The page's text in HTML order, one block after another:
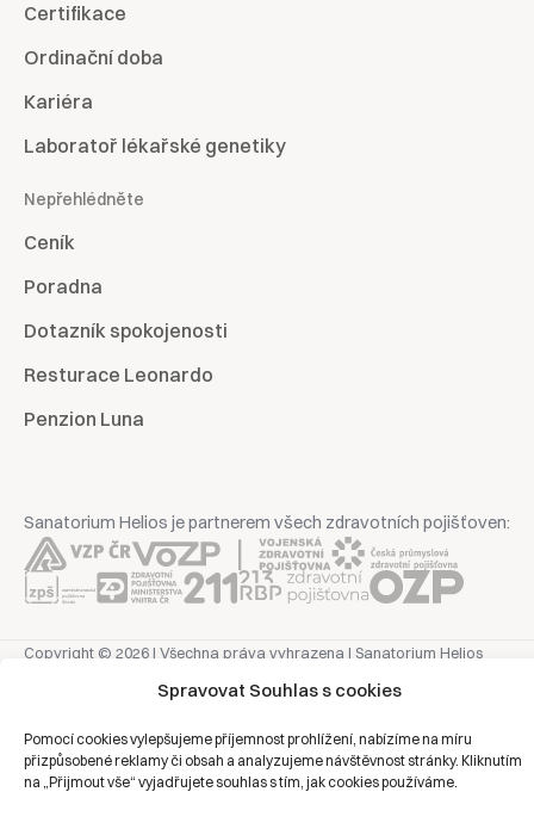
Spravovat Souhlas s cookies
Pomocí cookies vylepšujeme příjemnost prohlížení, nabízíme na míru
přizpůsobené reklamy či obsah a analyzujeme návštěvnost stránky. Kliknutím
na „Přijmout vše“ vyjadřujete souhlas s tím, jak cookies používáme.
Certifikace
Ordinační doba
Kariéra
Laboratoř lékařské genetiky
Nepřehlédněte
Ceník
Poradna
Dotazník spokojenosti
Resturace Leonardo
Penzion Luna
Sanatorium Helios je partnerem všech zdravotních pojišťoven:
Copyright © 2026 | Všechna práva vyhrazena | Sanatorium Helios
Právní prohlášení
Zásady cookies